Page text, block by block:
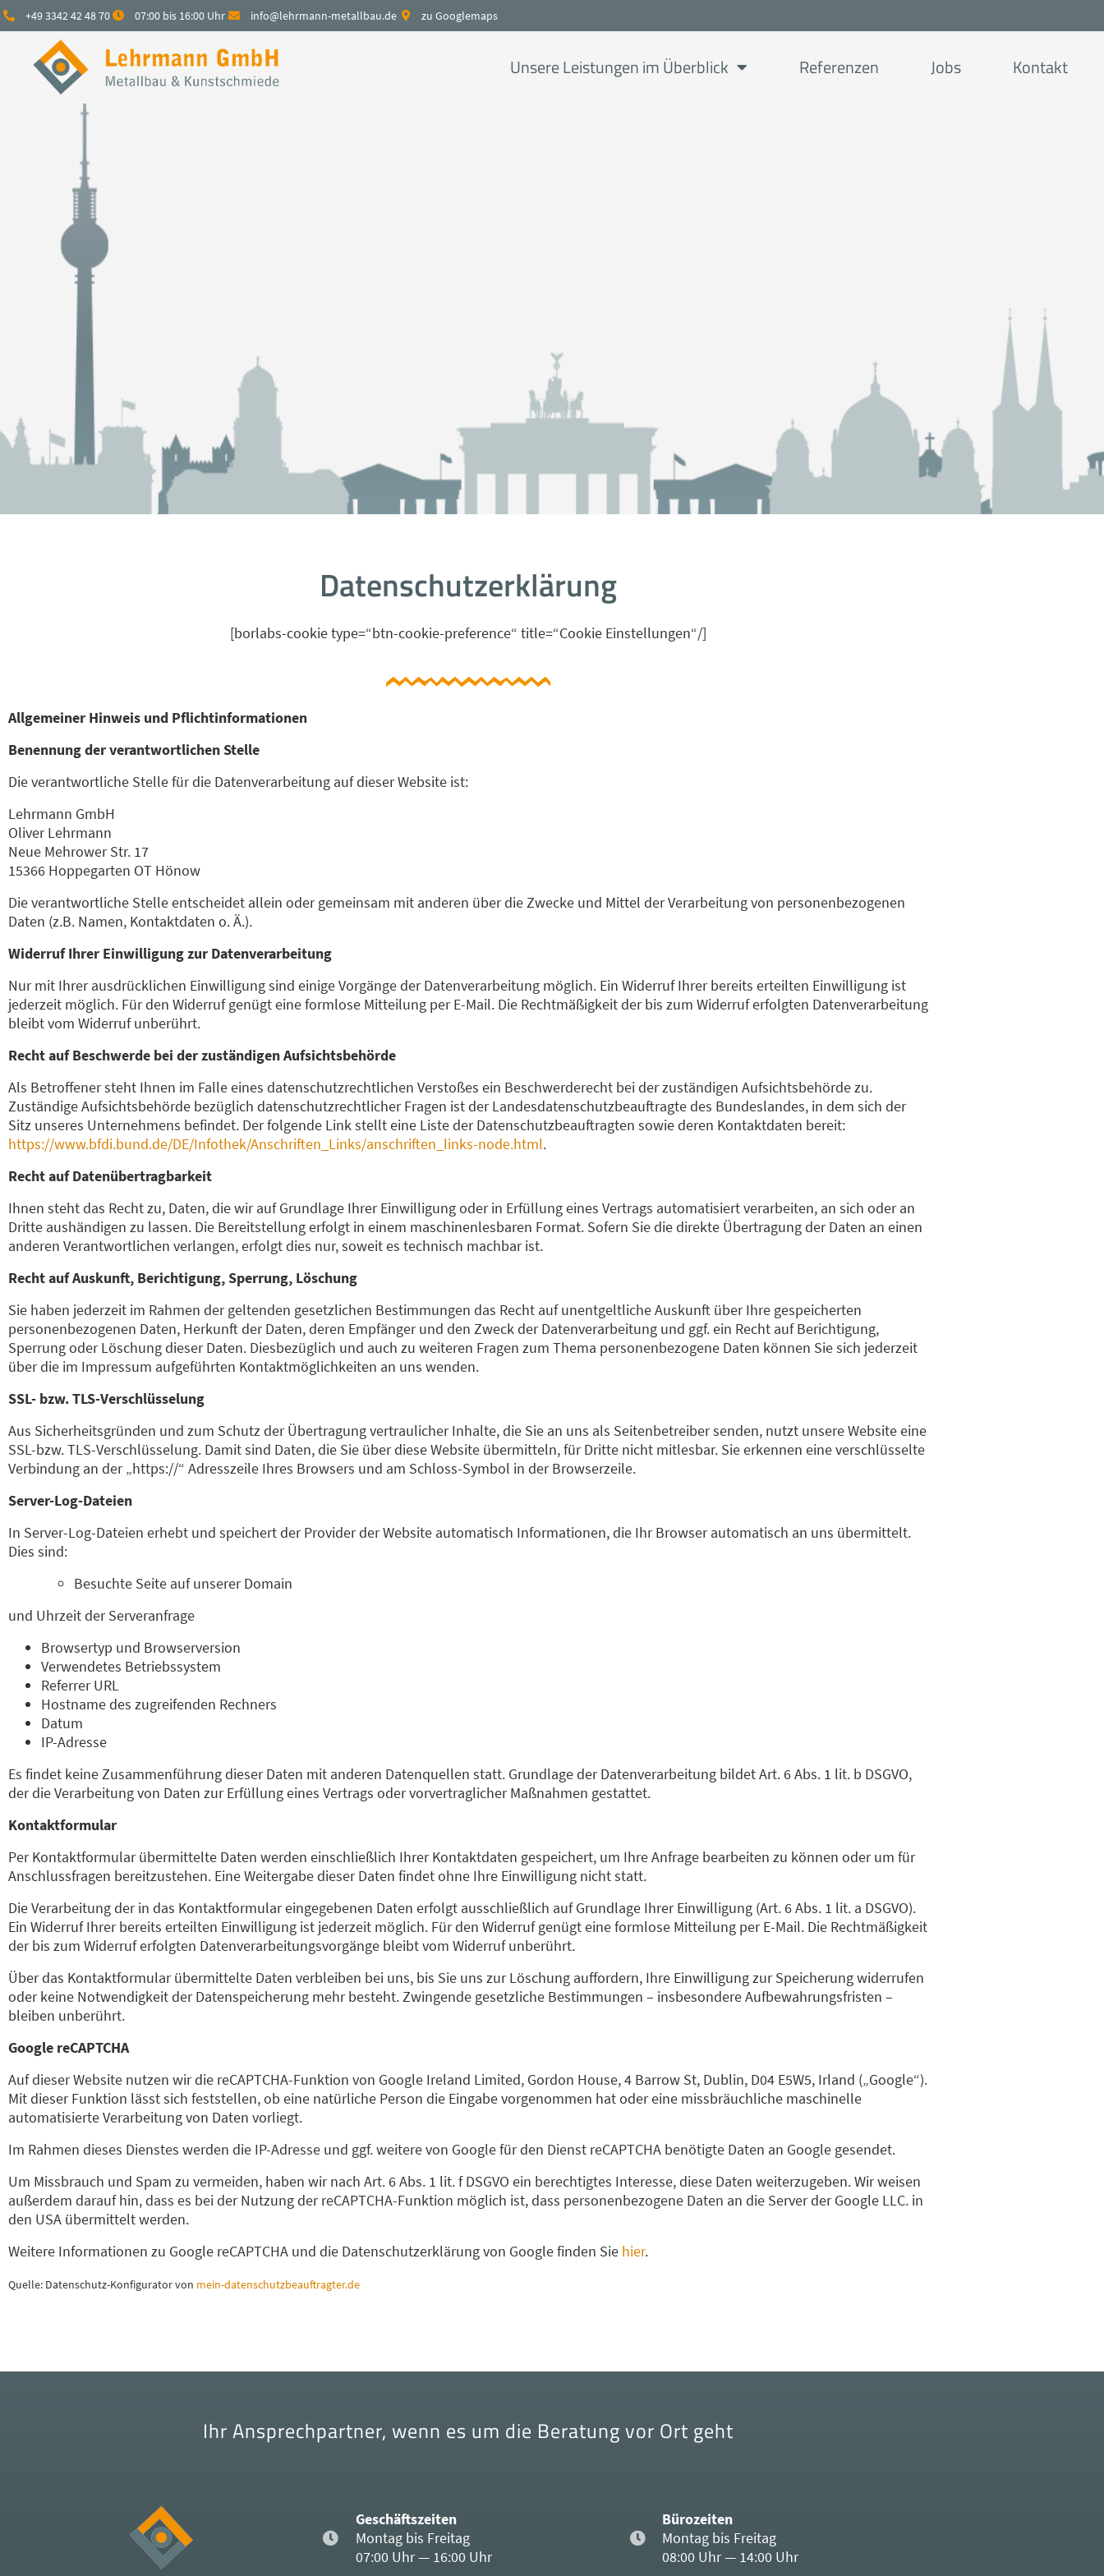
+49 3342 42 48 70 07:00 bis 16:00 Uhr info@lehrmann-metallbau.de zu Googlemaps
Unsere Leistungen im Überblick Referenzen Jobs Kontakt
Datenschutzerklärung
[borlabs-cookie type=“btn-cookie-preference“ title=“Cookie Einstellungen“/]
Allgemeiner Hinweis und Pflichtinformationen
Benennung der verantwortlichen Stelle
Die verantwortliche Stelle für die Datenverarbeitung auf dieser Website ist:
Lehrmann GmbH
Oliver Lehrmann
Neue Mehrower Str. 17
15366 Hoppegarten OT Hönow
Die verantwortliche Stelle entscheidet allein oder gemeinsam mit anderen über die Zwecke und Mittel der Verarbeitung von personenbezogenen
Daten (z.B. Namen, Kontaktdaten o. Ä.).
Widerruf Ihrer Einwilligung zur Datenverarbeitung
Nur mit Ihrer ausdrücklichen Einwilligung sind einige Vorgänge der Datenverarbeitung möglich. Ein Widerruf Ihrer bereits erteilten Einwilligung ist
jederzeit möglich. Für den Widerruf genügt eine formlose Mitteilung per E-Mail. Die Rechtmäßigkeit der bis zum Widerruf erfolgten Datenverarbeitung
bleibt vom Widerruf unberührt.
Recht auf Beschwerde bei der zuständigen Aufsichtsbehörde
Als Betroffener steht Ihnen im Falle eines datenschutzrechtlichen Verstoßes ein Beschwerderecht bei der zuständigen Aufsichtsbehörde zu.
Zuständige Aufsichtsbehörde bezüglich datenschutzrechtlicher Fragen ist der Landesdatenschutzbeauftragte des Bundeslandes, in dem sich der
Sitz unseres Unternehmens befindet. Der folgende Link stellt eine Liste der Datenschutzbeauftragten sowie deren Kontaktdaten bereit:
https://www.bfdi.bund.de/DE/Infothek/Anschriften_Links/anschriften_links-node.html.
Recht auf Datenübertragbarkeit
Ihnen steht das Recht zu, Daten, die wir auf Grundlage Ihrer Einwilligung oder in Erfüllung eines Vertrags automatisiert verarbeiten, an sich oder an
Dritte aushändigen zu lassen. Die Bereitstellung erfolgt in einem maschinenlesbaren Format. Sofern Sie die direkte Übertragung der Daten an einen
anderen Verantwortlichen verlangen, erfolgt dies nur, soweit es technisch machbar ist.
Recht auf Auskunft, Berichtigung, Sperrung, Löschung
Sie haben jederzeit im Rahmen der geltenden gesetzlichen Bestimmungen das Recht auf unentgeltliche Auskunft über Ihre gespeicherten
personenbezogenen Daten, Herkunft der Daten, deren Empfänger und den Zweck der Datenverarbeitung und ggf. ein Recht auf Berichtigung,
Sperrung oder Löschung dieser Daten. Diesbezüglich und auch zu weiteren Fragen zum Thema personenbezogene Daten können Sie sich jederzeit
über die im Impressum aufgeführten Kontaktmöglichkeiten an uns wenden.
SSL- bzw. TLS-Verschlüsselung
Aus Sicherheitsgründen und zum Schutz der Übertragung vertraulicher Inhalte, die Sie an uns als Seitenbetreiber senden, nutzt unsere Website eine
SSL-bzw. TLS-Verschlüsselung. Damit sind Daten, die Sie über diese Website übermitteln, für Dritte nicht mitlesbar. Sie erkennen eine verschlüsselte
Verbindung an der „https://“ Adresszeile Ihres Browsers und am Schloss-Symbol in der Browserzeile.
Server-Log-Dateien
In Server-Log-Dateien erhebt und speichert der Provider der Website automatisch Informationen, die Ihr Browser automatisch an uns übermittelt.
Dies sind:
Besuchte Seite auf unserer Domain
und Uhrzeit der Serveranfrage
Browsertyp und Browserversion
Verwendetes Betriebssystem
Referrer URL
Hostname des zugreifenden Rechners
Datum
IP-Adresse
Es findet keine Zusammenführung dieser Daten mit anderen Datenquellen statt. Grundlage der Datenverarbeitung bildet Art. 6 Abs. 1 lit. b DSGVO,
der die Verarbeitung von Daten zur Erfüllung eines Vertrags oder vorvertraglicher Maßnahmen gestattet.
Kontaktformular
Per Kontaktformular übermittelte Daten werden einschließlich Ihrer Kontaktdaten gespeichert, um Ihre Anfrage bearbeiten zu können oder um für
Anschlussfragen bereitzustehen. Eine Weitergabe dieser Daten findet ohne Ihre Einwilligung nicht statt.
Die Verarbeitung der in das Kontaktformular eingegebenen Daten erfolgt ausschließlich auf Grundlage Ihrer Einwilligung (Art. 6 Abs. 1 lit. a DSGVO).
Ein Widerruf Ihrer bereits erteilten Einwilligung ist jederzeit möglich. Für den Widerruf genügt eine formlose Mitteilung per E-Mail. Die Rechtmäßigkeit
der bis zum Widerruf erfolgten Datenverarbeitungsvorgänge bleibt vom Widerruf unberührt.
Über das Kontaktformular übermittelte Daten verbleiben bei uns, bis Sie uns zur Löschung auffordern, Ihre Einwilligung zur Speicherung widerrufen
oder keine Notwendigkeit der Datenspeicherung mehr besteht. Zwingende gesetzliche Bestimmungen – insbesondere Aufbewahrungsfristen –
bleiben unberührt.
Google reCAPTCHA
Auf dieser Website nutzen wir die reCAPTCHA-Funktion von Google Ireland Limited, Gordon House, 4 Barrow St, Dublin, D04 E5W5, Irland („Google“).
Mit dieser Funktion lässt sich feststellen, ob eine natürliche Person die Eingabe vorgenommen hat oder eine missbräuchliche maschinelle
automatisierte Verarbeitung von Daten vorliegt.
Im Rahmen dieses Dienstes werden die IP-Adresse und ggf. weitere von Google für den Dienst reCAPTCHA benötigte Daten an Google gesendet.
Um Missbrauch und Spam zu vermeiden, haben wir nach Art. 6 Abs. 1 lit. f DSGVO ein berechtigtes Interesse, diese Daten weiterzugeben. Wir weisen
außerdem darauf hin, dass es bei der Nutzung der reCAPTCHA-Funktion möglich ist, dass personenbezogene Daten an die Server der Google LLC. in
den USA übermittelt werden.
Weitere Informationen zu Google reCAPTCHA und die Datenschutzerklärung von Google finden Sie hier.
Quelle: Datenschutz-Konfigurator von mein-datenschutzbeauftragter.de
Ihr Ansprechpartner, wenn es um die Beratung vor Ort geht
Geschäftszeiten
Montag bis Freitag
07:00 Uhr — 16:00 Uhr
Bürozeiten
Montag bis Freitag
08:00 Uhr — 14:00 Uhr